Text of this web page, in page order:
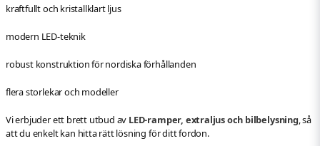
kraftfullt och kristallklart ljus
modern LED-teknik
robust konstruktion för nordiska förhållanden
flera storlekar och modeller
Vi erbjuder ett brett utbud av LED-ramper, extraljus och bilbelysning, så
att du enkelt kan hitta rätt lösning för ditt fordon.